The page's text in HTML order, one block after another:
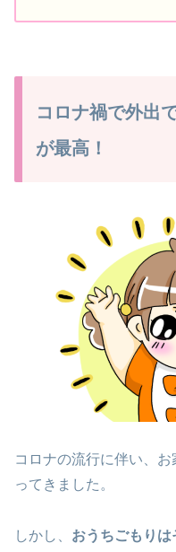
コロナ禍で外出
が最高！
コロナの流行に伴い、
ってきました。
しかし、 おうちごもり